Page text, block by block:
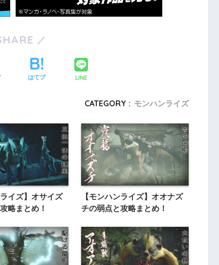
はてブ LINE
CATEGORY : モンハンライズ
イズ】オサイズ
略まとめ！
【モンハンライズ】オオナズ
チの弱点と攻略まとめ！